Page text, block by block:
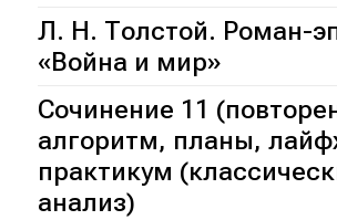
Л. Н. Толстой. Роман-
«Война и мир»
Сочинение 11
алгоритм, планы,
практикум
анализ)